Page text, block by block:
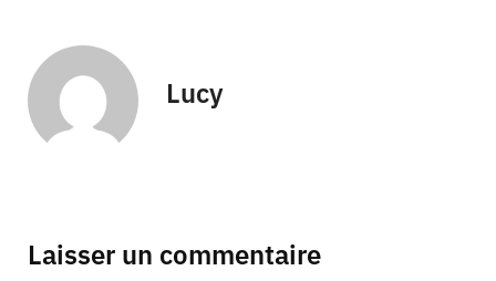
Lucy
Laisser un commentaire